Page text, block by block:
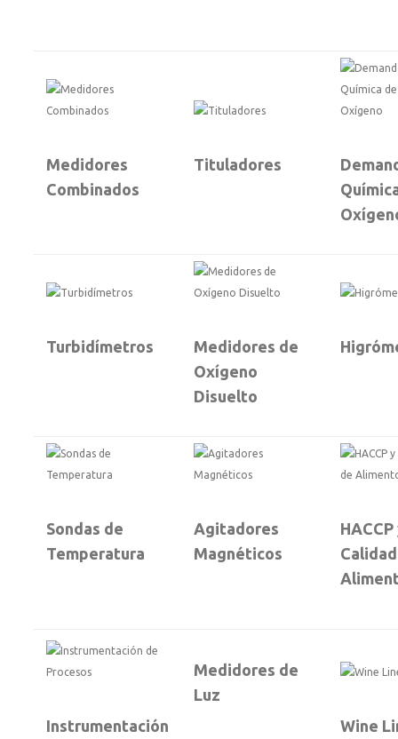
Medidores
Combinados
Tituladores
Turbidímetros
Medidores de
Oxígeno
Disuelto
Sondas de
Temperatura
Agitadores
Magnéticos
HACCP
Instrumentación
Medidores de
Luz
Wine